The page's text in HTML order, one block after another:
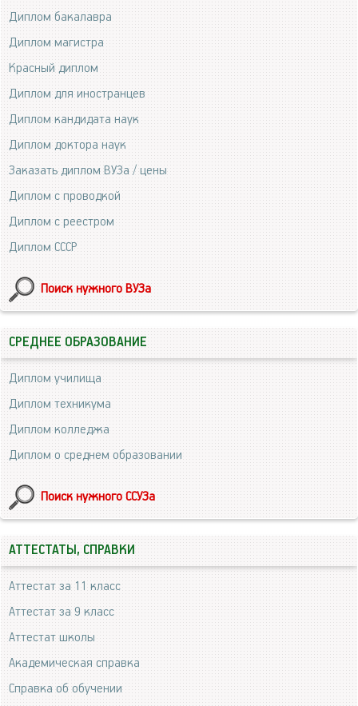
Диплом бакалавра
Диплом магистра
Красный диплом
Диплом для иностранцев
Диплом кандидата наук
Диплом доктора наук
Заказать диплом ВУЗа / цены
Диплом с проводкой
Диплом с реестром
Диплом СССР
Поиск нужного ВУЗа
СРЕДНЕЕ ОБРАЗОВАНИЕ
Диплом училища
Диплом техникума
Диплом колледжа
Диплом о среднем образовании
Поиск нужного ССУЗа
АТТЕСТАТЫ, СПРАВКИ
Аттестат за 11 класс
Аттестат за 9 класс
Аттестат школы
Академическая справка
Справка об обучении